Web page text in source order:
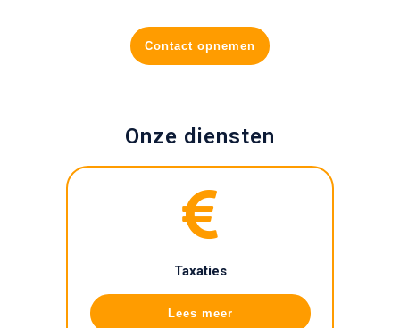
Contact opnemen
Onze diensten
Taxaties
Lees meer